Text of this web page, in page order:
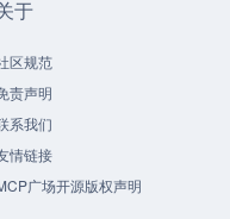
于
区规范
责声明
系我们
情链接
广场开源版权声明